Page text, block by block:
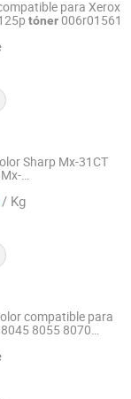
para Xerox
tóner006r01561
Co., Ltd.
Sharp Mx-31CT
/ Kg
compatible para
8055 8070
Co., Ltd.